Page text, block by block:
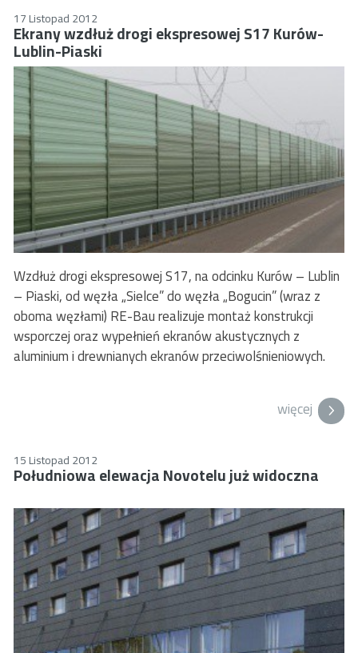
17 Listopad 2012
Ekrany wzdłuż drogi ekspresowej S17 Kurów-
Lublin-Piaski
Wzdłuż drogi ekspresowej S17, na odcinku Kurów – Lublin
– Piaski, od węzła „Sielce” do węzła „Bogucin” (wraz z
oboma węzłami) RE-Bau realizuje montaż konstrukcji
wsporczej oraz wypełnień ekranów akustycznych z
aluminium i drewnianych ekranów przeciwolśnieniowych.
więcej
15 Listopad 2012
Południowa elewacja Novotelu już widoczna